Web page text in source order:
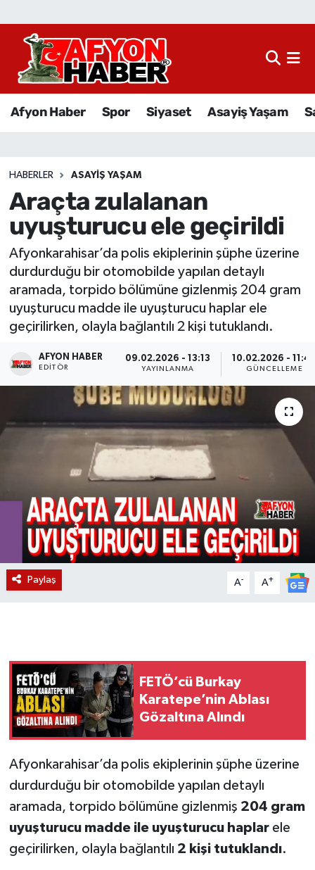
Afyon Haber Spor Siyaset Asayiş Yaşam
HABERLER ASAYIŞ YAŞAM
Araçta zulalanan
uyuşturucu ele geçirildi
Afyonkarahisar’da polis ekiplerinin şüphe üzerine
durdurduğu bir otomobilde yapılan detaylı
aramada, torpido bölümüne gizlenmiş 204 gram
uyuşturucu madde ile uyuşturucu haplar ele
geçirilirken, olayla bağlantılı 2 kişi tutuklandı.
AFYON HABER
EDITÖR
09.02.2026 - 13:13
YAYINLANMA
10.02.2026 -
GÜNCELLEME
Paylaş A- A+
FETÖ’cü Burkay
Karatepe’nin Ablası
Gözaltına Alındı
Afyonkarahisar’da polis ekiplerinin şüphe üzerine
durdurduğu bir otomobilde yapılan detaylı
aramada, torpido bölümüne gizlenmiş 204 gram
uyuşturucu madde ile uyuşturucu haplarele
geçirilirken, olayla bağlantılı 2 kişi tutuklandı.
Afyon Haber
Sağlık
Eğitim
Sivil Toplum
Ekonomi